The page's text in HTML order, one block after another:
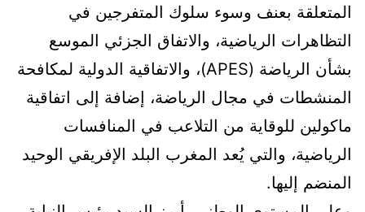
المتعلقة بعنف وسوء سلوك المتفرجين في
التظاهرات الرياضية، والاتفاق الجزئي الموسع
بشأن الرياضة (APES)، والاتفاقية الدولية لمكافحة
المنشطات في مجال الرياضة، إضافة إلى اتفاقية
ماكولين للوقاية من التلاعب في المنافسات
الرياضية، والتي يُعد المغرب البلد الإفريقي الوحيد
المنضم إليها.